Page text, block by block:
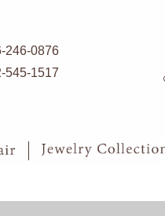
246-0876
545-1517